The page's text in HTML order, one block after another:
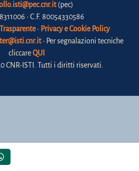
(pec)
• C.F. 80054330586
• Privacy e Cookie Policy
• Per segnalazioni tecniche
cliccareQUI
CNR-ISTI. Tutti i diritti riservati.